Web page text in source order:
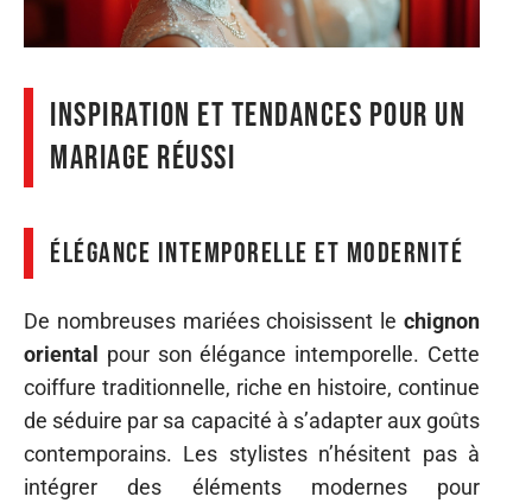
Inspiration et tendances pour un
mariage réussi
Élégance intemporelle et modernité
De nombreuses mariées choisissent le chignon
oriental
pour son élégance intemporelle. Cette
coiffure traditionnelle, riche en histoire, continue
de séduire par sa capacité à s’adapter aux goûts
contemporains. Les stylistes n’hésitent pas à
intégrer des éléments modernes pour